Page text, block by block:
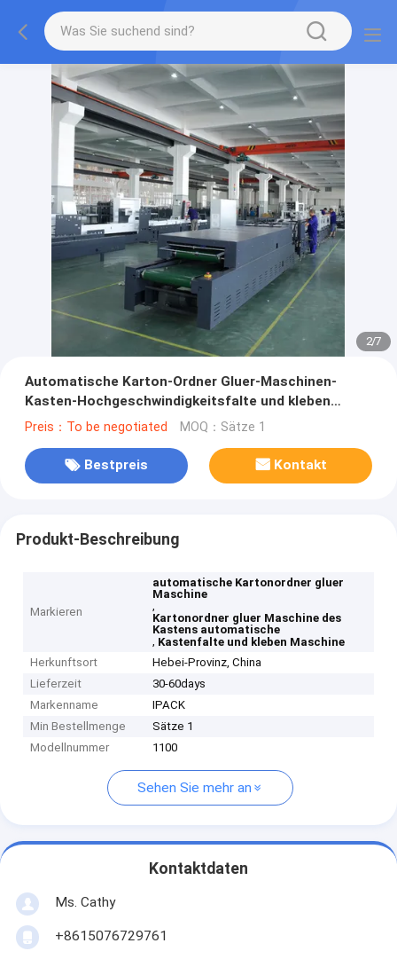
2/7
Automatische Karton-Ordner Gluer-Maschinen-
Kasten-Hochgeschwindigkeitsfalte und kleben
Maschine
Preis：To be negotiated MOQ：Sätze 1
Bestpreis Kontakt
Produkt-Beschreibung
Markieren
automatische Kartonordner gluer
Maschine
,
Kartonordner gluer Maschine des
Kastens automatische
, Kastenfalte und kleben Maschine
Herkunftsort
Hebei-Provinz, China
Lieferzeit
30-60days
Markenname
IPACK
Min Bestellmenge
Sätze 1
Modellnummer
1100
Sehen Sie mehr an
Kontaktdaten
Ms. Cathy
+8615076729761